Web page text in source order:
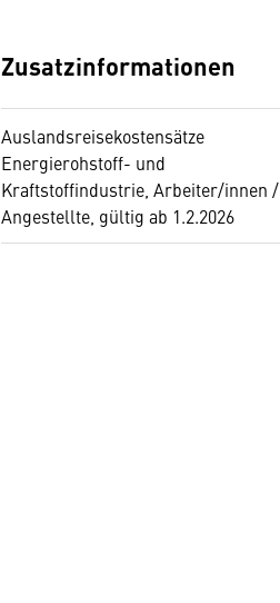
Zusatzinformationen
Auslandsreisekostensätze
Energierohstoff- und
Kraftstoffindustrie, Arbeiter/innen /
Angestellte, gültig ab 1.2.2026